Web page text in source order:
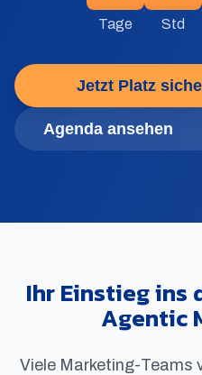
Tage Std
Jetzt Platz
Agenda ansehen
Ihr Einstieg ins
Agentic
Viele Marketing-Teams